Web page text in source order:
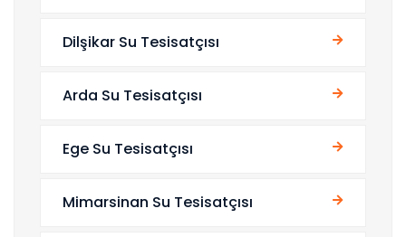
Dilşikar Su Tesisatçısı
Arda Su Tesisatçısı
Ege Su Tesisatçısı
Mimarsinan Su Tesisatçısı